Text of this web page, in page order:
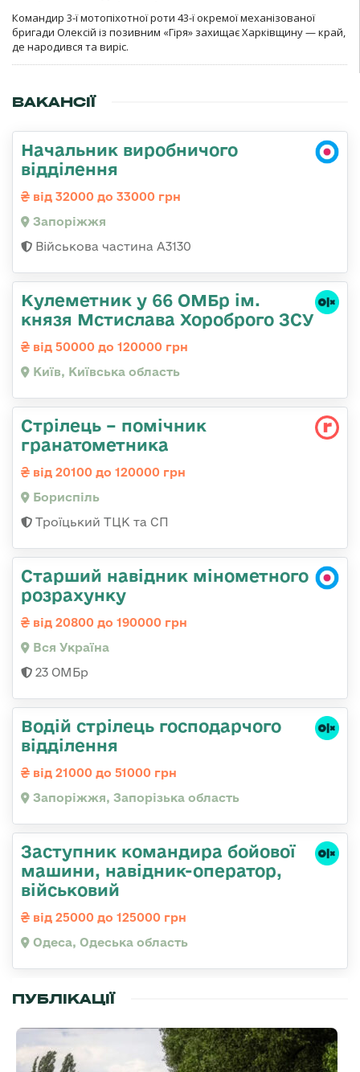
Командир 3-ї мотопіхотної роти 43-ї окремої механізованої
бригади Олексій із позивним «Гіря» захищає Харківщину — край,
де народився та виріс.
ВАКАНСІЇ
Начальник виробничого
відділення
від 32000 до 33000 грн
Запоріжжя
Військова частина А3130
Кулеметник у 66 ОМБр ім.
князя Мстислава Хороброго ЗСУ
від 50000 до 120000 грн
Київ, Київська область
Стрілець – помічник
гранатометника
від 20100 до 120000 грн
Бориспіль
Троїцький ТЦК та СП
Старший навідник мінометного
розрахунку
від 20800 до 190000 грн
Вся Україна
23 ОМБр
Водій стрілець господарчого
відділення
від 21000 до 51000 грн
Запоріжжя, Запорізька область
Заступник командиpа бойової
машини, навідник-оператор,
військовий
від 25000 до 125000 грн
Одеса, Одеська область
ПУБЛІКАЦІЇ